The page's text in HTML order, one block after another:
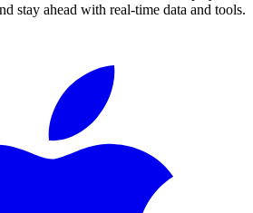
stay ahead with real-time data and tools.